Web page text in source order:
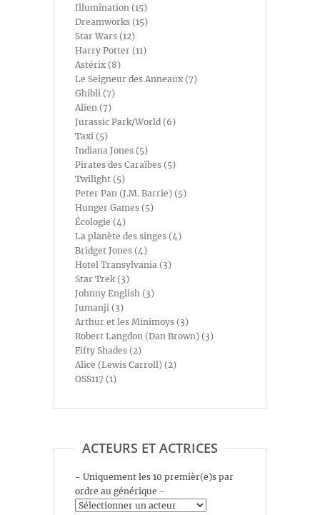
Illumination (15)
Dreamworks (15)
Star Wars (12)
Harry Potter (11)
Astérix (8)
Le Seigneur des Anneaux (7)
Ghibli (7)
Alien (7)
Jurassic Park/World (6)
Taxi (5)
Indiana Jones (5)
Pirates des Caraïbes (5)
Twilight (5)
Peter Pan (J.M. Barrie) (5)
Hunger Games (5)
Écologie (4)
La planète des singes (4)
Bridget Jones (4)
Hotel Transylvania (3)
Star Trek (3)
Johnny English (3)
Jumanji (3)
Arthur et les Minimoys (3)
Robert Langdon (Dan Brown) (3)
Fifty Shades (2)
Alice (Lewis Carroll) (2)
OSS117 (1)
ACTEURS ET ACTRICES
- Uniquement les 10 premièr(e)s par
ordre au générique -